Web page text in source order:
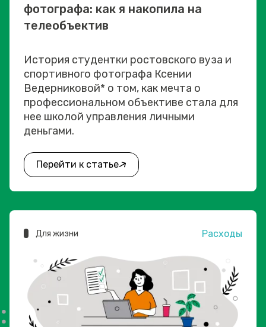
фотографа: как я накопила на
телеобъектив
История студентки ростовского вуза и
спортивного фотографа Ксении
Ведерниковой* о том, как мечта о
профессиональном объективе стала для
нее школой управления личными
деньгами.
Перейти к статье
Для жизни Расходы